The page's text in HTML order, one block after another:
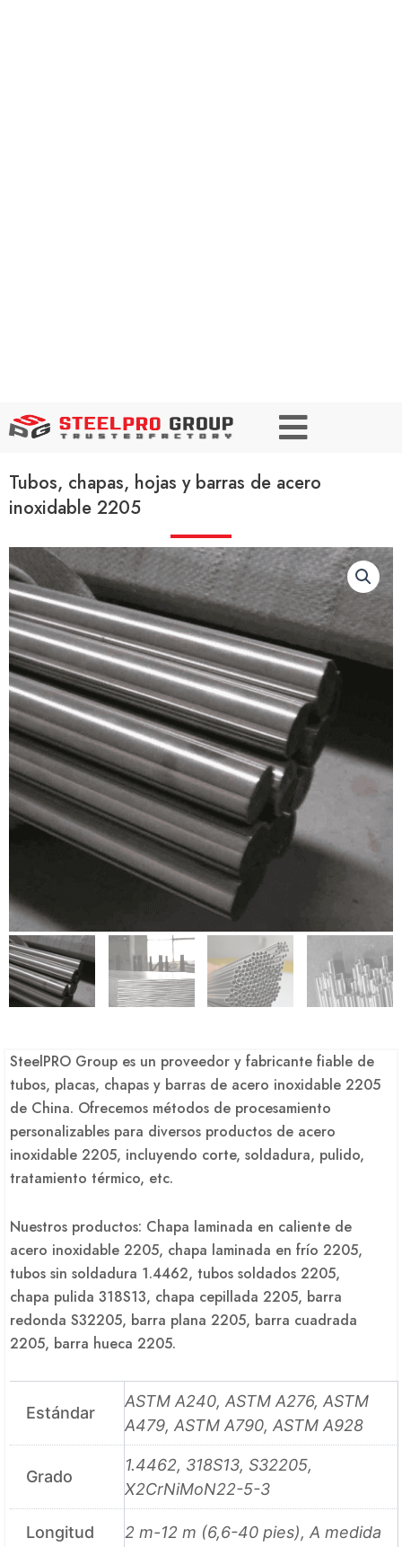
Tubos, chapas, hojas y barras de acero
inoxidable 2205
SteelPRO Group es un proveedor y fabricante fiable de
tubos, placas, chapas y barras de acero inoxidable 2205
de China. Ofrecemos métodos de procesamiento
personalizables para diversos productos de acero
inoxidable 2205, incluyendo corte, soldadura, pulido,
tratamiento térmico, etc.
Nuestros productos: Chapa laminada en caliente de
acero inoxidable 2205, chapa laminada en frío 2205,
tubos sin soldadura 1.4462, tubos soldados 2205,
chapa pulida 318S13, chapa cepillada 2205, barra
redonda S32205, barra plana 2205, barra cuadrada
2205, barra hueca 2205.
Estándar
ASTM A240, ASTM A276, ASTM
A479, ASTM A790, ASTM A928
Grado
1.4462, 318S13, S32205,
X2CrNiMoN22-5-3
Longitud 2 m-12 m (6,6-40 pies), A medida